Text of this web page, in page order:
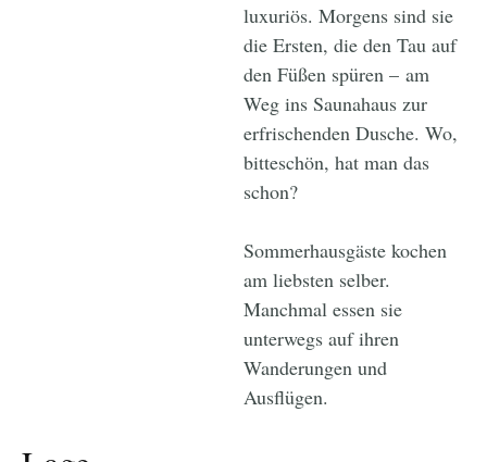
luxuriös. Morgens sind sie
die Ersten, die den Tau auf
den Füßen spüren – am
Weg ins Saunahaus zur
erfrischenden Dusche. Wo,
bitteschön, hat man das
schon?
Sommerhausgäste kochen
am liebsten selber.
Manchmal essen sie
unterwegs auf ihren
Wanderungen und
Ausflügen.